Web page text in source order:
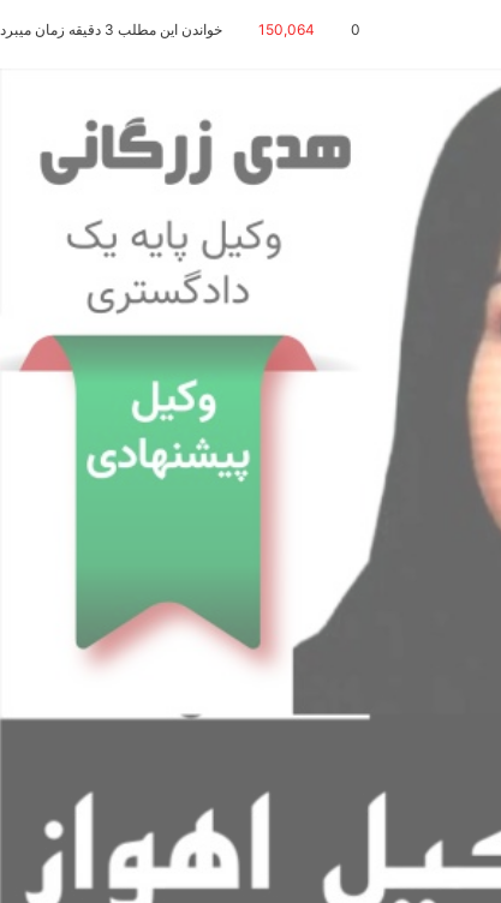
0
150,064 خواندن این مطلب 3 دقیقه زمان میبرد